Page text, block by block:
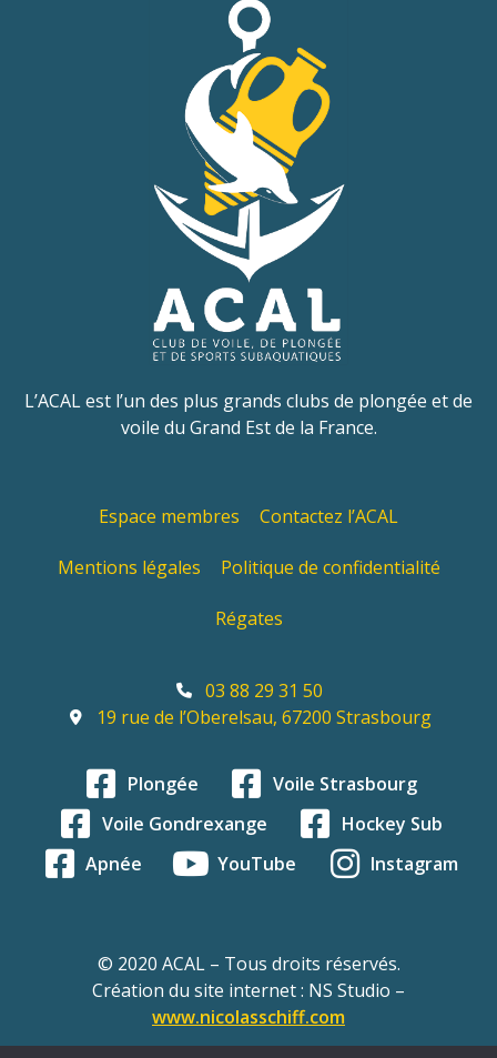
L’ACAL est l’un des plus grands clubs de plongée et de
voile du Grand Est de la France.
Espace membres Contactez l’ACAL
Mentions légales Politique de confidentialité
Régates
03 88 29 31 50
19 rue de l’Oberelsau, 67200 Strasbourg
Plongée
Voile Strasbourg
Voile Gondrexange
Hockey Sub
Apnée
YouTube Instagram
© 2020 ACAL – Tous droits réservés.
Création du site internet : NS Studio –
www.nicolasschiff.com